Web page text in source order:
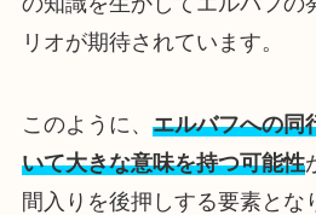
リオが期待されています。
このように、 エルバフへの同
いて大きな意味を持つ可能性
間入りを後押しする要素とな